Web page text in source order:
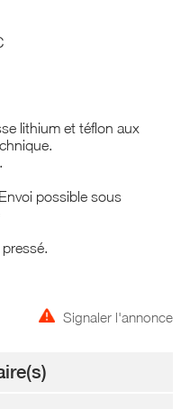
lithium et téflon aux
possible sous
Signaler l'annonce